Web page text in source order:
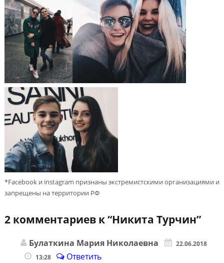
*Facebook и instagram признаны экстремистскими организациями и
запрещены на территории РФ
2 комментариев к “Никита Турчин”
Булаткина Мария Николаевна
22.06.2018
13:28
Ответить